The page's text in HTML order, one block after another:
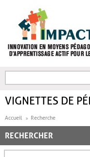
FORMULAIRE DE
VIGNETTES DE
Accueil Recherche
RECHERCHER